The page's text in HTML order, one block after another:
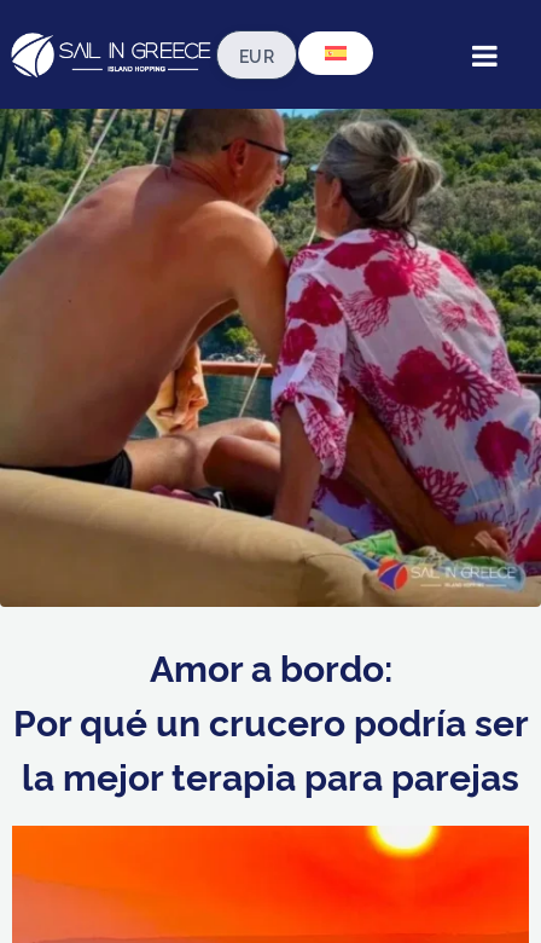
Amor a bordo
Amor a bordo:
Por qué un crucero podría ser
la mejor terapia para parejas